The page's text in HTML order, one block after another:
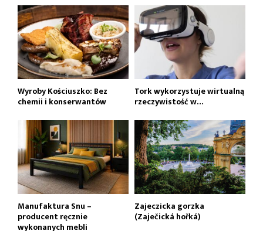
Wyroby Kościuszko: Bez
chemii i konserwantów
Tork wykorzystuje wirtualną
rzeczywistość w…
Manufaktura Snu –
producent ręcznie
wykonanych mebli
Zajeczicka gorzka
(Zaječická hořká)